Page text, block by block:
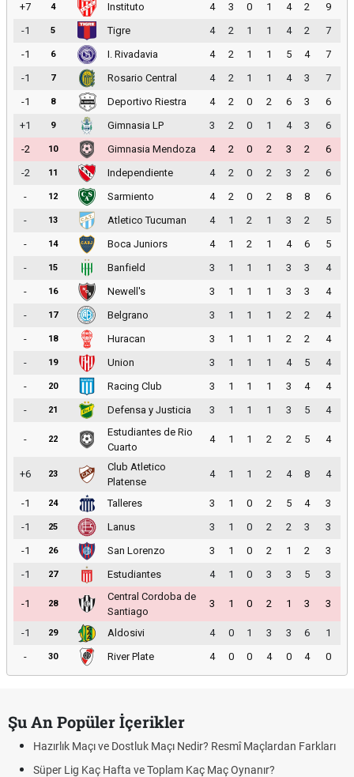
+7
4 Instituto 4 3 0 1 4 2
9
-1
5 Tigre 4 2 1 1 4 2
7
-1
6 I. Rivadavia 4 2 1 1 5 4
7
-1
7 Rosario Central 4 2 1 1 4 3
7
-1
8 Deportivo Riestra 4 2 0 2 6 3
6
+1
9 Gimnasia LP 3 2 0 1 4 3
6
-2
10 Gimnasia Mendoza 4 2 0 2 3 2
6
-2
11 Independiente 4 2 0 2 3 2
6
-
12 Sarmiento 4 2 0 2 8 8
6
-
13 Atletico Tucuman 4 1 2 1 3 2
5
-
14 Boca Juniors 4 1 2 1 4 6
5
-
15 Banfield 3 1 1 1 3 3
4
-
16 Newell's 3 1 1 1 3 3
4
-
17 Belgrano 3 1 1 1 2 2
4
-
18 Huracan 3 1 1 1 2 2
4
-
19 Union 3 1 1 1 4 5
4
-
20 Racing Club 3 1 1 1 3 4
4
-
21 Defensa y Justicia 3 1 1 1 3 5 4
- 22
Estudiantes de Rio
Cuarto
4 1 1 2 2 5 4
+6 23
Club Atletico
Platense
4 1 1 2 4 8 4
-1 24 Talleres 3 1 0 2 5 4
3
-1
25 Lanus 3 1 0 2 2 3
3
-1
26 San Lorenzo 3 1 0 2 1 2
3
-1
27 Estudiantes 4 1 0 3 3 5 3
-1 28
Central Cordoba de
Santiago
3 1 0 2 1 3 3
-1 29 Aldosivi 4 0 1 3 3 6
1
-
30 River Plate 4 0 0 4 0 4 0
Şu An Popüler İçerikler
Hazırlık Maçı ve Dostluk Maçı Nedir? Resmî Maçlardan Farkları
Süper Lig Kaç Hafta ve Toplam Kaç Maç Oynanır?